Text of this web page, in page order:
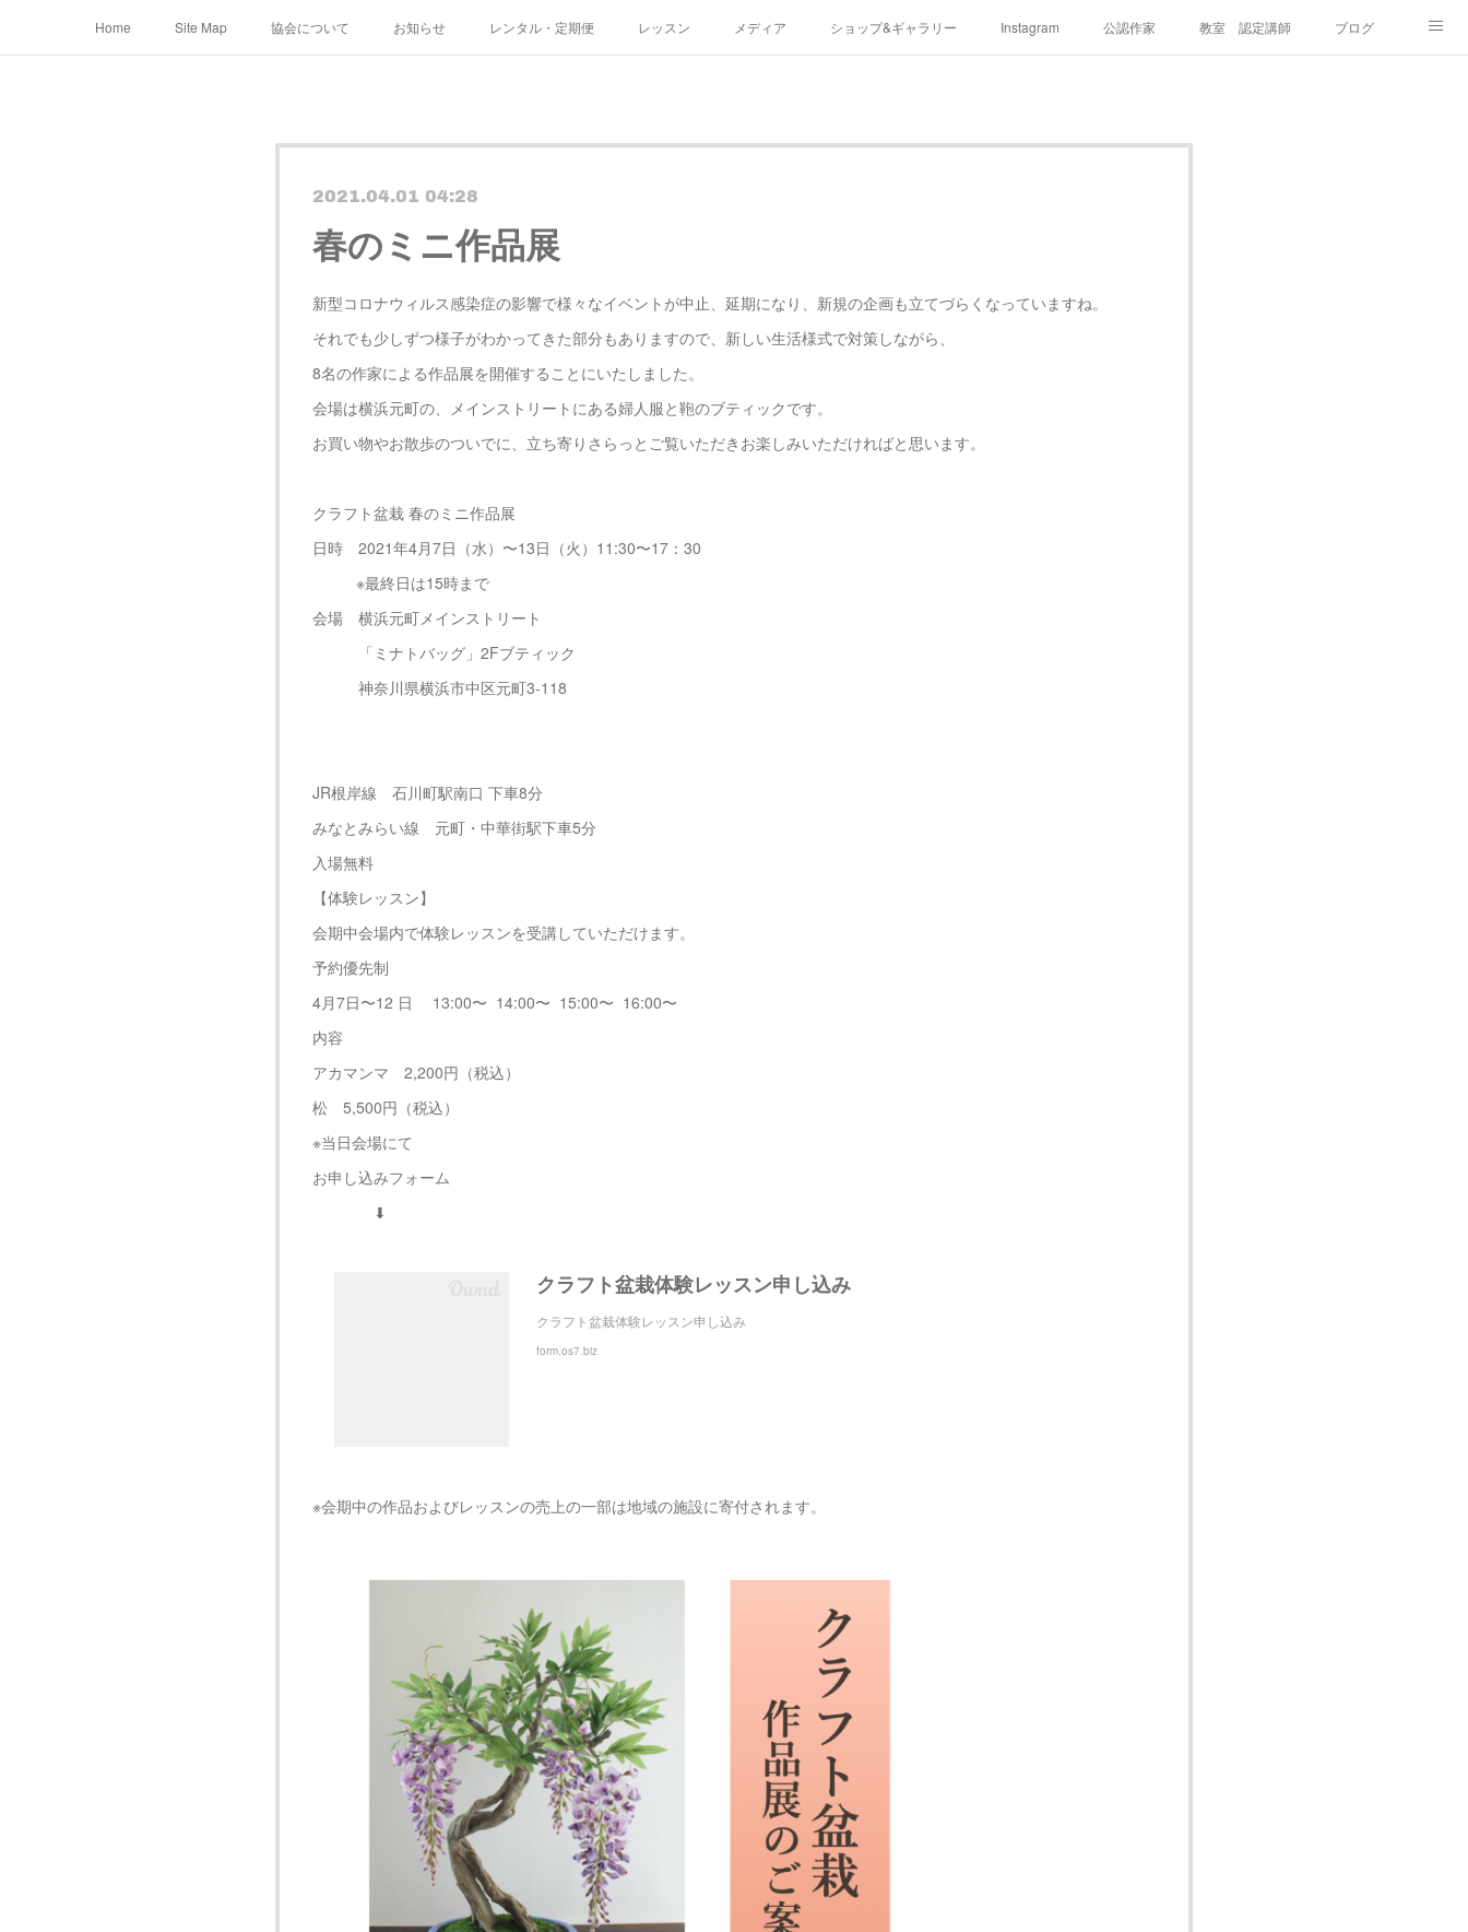
Home Site Map 協会について お知らせ レンタル・定期便 レッスン メディア ショップ&ギャラリー Instagram 公認作家 教室 認定講師 ブログ
2021.04.01 04:28
春のミニ作品展
新型コロナウィルス感染症の影響で様々なイベントが中止、延期になり、新規の企画も立てづらくなっていますね。
それでも少しずつ様子がわかってきた部分もありますので、新しい生活様式で対策しながら、
8名の作家による作品展を開催することにいたしました。
会場は横浜元町の、メインストリートにある婦人服と鞄のブティックです。
お買い物やお散歩のついでに、立ち寄りさらっとご覧いただきお楽しみいただければと思います。
クラフト盆栽 春のミニ作品展
日時 2021年4月7日（水）〜13日（火）11:30〜17：30
※最終日は15時まで
会場 横浜元町メインストリート
「ミナトバッグ」2Fブティック
神奈川県横浜市中区元町3-118
JR根岸線 石川町駅南口 下車8分
みなとみらい線 元町・中華街駅下車5分
入場無料
【体験レッスン】
会期中会場内で体験レッスンを受講していただけます。
予約優先制
4月7日〜12 日 13:00〜 14:00〜 15:00〜 16:00〜
内容
アカマンマ 2,200円（税込）
松 5,500円（税込）
※当日会場にて
お申し込みフォーム
⬇︎
クラフト盆栽体験レッスン申し込み
クラフト盆栽体験レッスン申し込み
form.os7.biz
※会期中の作品およびレッスンの売上の一部は地域の施設に寄付されます。